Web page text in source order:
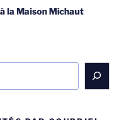
la Maison Michaut